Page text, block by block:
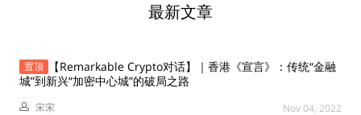
最新文章
置顶
【Remarkable Crypto对话】｜香港《宣言》：传统“金融
城”到新兴“加密中心城”的破局之路
宋宋
Nov 04, 2022